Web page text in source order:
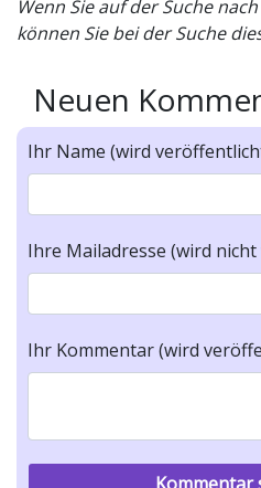
Wenn Sie auf der Suche
können Sie bei der Suche
Neuen
Ihr Name (wird
Ihre Mailadresse (wird
Ihr Kommentar (wird